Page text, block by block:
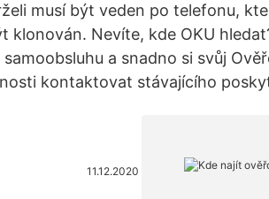
musí být veden po telefonu,
klonován. Nevíte, kde OKU
a snadno si svůj
kontaktovat stávajícího
11.12.2020